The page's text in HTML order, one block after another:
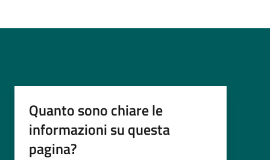
Quanto sono chiare le
informazioni su questa
pagina?